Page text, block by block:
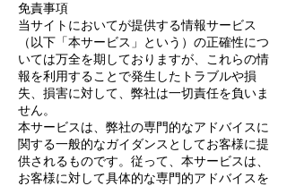
免責事項
当サイトにおいてが提供する情報サービス
（以下「本サービス」という）の正確性につ
いては万全を期しておりますが、これらの情
報を利用することで発生したトラブルや損
失、損害に対して、弊社は一切責任を負いま
せん。
本サービスは、弊社の専門的なアドバイスに
関する一般的なガイダンスとしてお客様に提
供されるものです。従って、本サービスは、
お客様に対して具体的な専門的アドバイスを